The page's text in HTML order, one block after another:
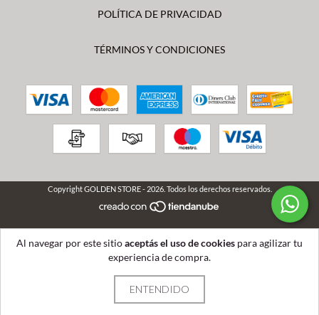
Al navegar por este sitioaceptás el uso de cookies para agilizar tu
experiencia de compra.
ENTENDIDO
POLÍTICA DE PRIVACIDAD
TÉRMINOS Y CONDICIONES
Copyright GOLDEN STORE - 2026. Todos los derechos reservados.